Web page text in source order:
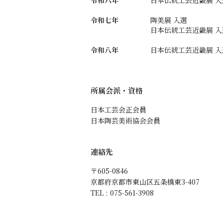
令和七年
陶美展 入選
日本伝統工芸近畿展
令和八年
日本伝統工芸近畿展
所属会派・資格
日本工芸会正会員
日本陶芸美術協会会員
連絡先
〒605-0846
京都府京都市東山区五条橋東3-407
TEL : 075-561-3908